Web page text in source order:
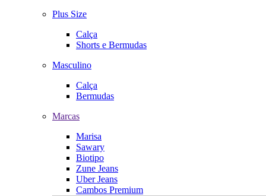
Plus Size
Calça
Shorts e Bermudas
Masculino
Calça
Bermudas
Marcas
Marisa
Sawary
Biotipo
Zune Jeans
Uber Jeans
Cambos Premium